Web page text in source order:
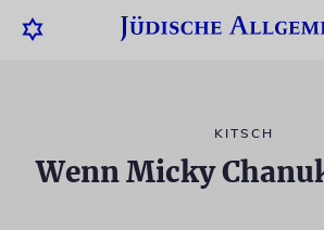
KITSCH
Wenn Micky